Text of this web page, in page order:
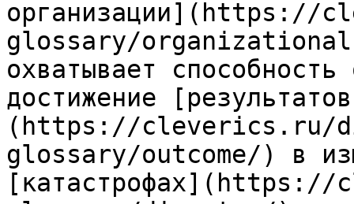
glossary/
охватывает
достижение
(https://cleverics.ru/
glossary/outcome/) в